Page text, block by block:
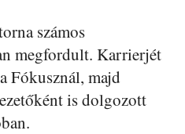
számos
megfordult. Karrierjét
Fókusznál, majd
is dolgozott